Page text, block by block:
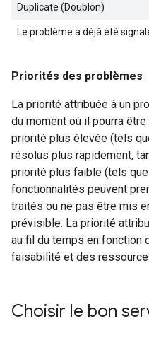
Duplicate (Doublon)
Le problème a déjà été
Priorités des problèmes
La priorité attribuée à un
du moment où il pourra
priorité plus élevée (tels
résolus plus rapidement,
priorité plus faible (tels
fonctionnalités peuvent
traités ou ne pas être mis
prévisible. La priorité
au fil du temps en fonction
faisabilité et des
Choisir le bon